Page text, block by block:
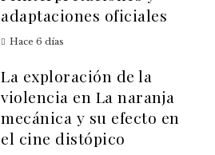
adaptaciones oficiales
Hace 6 días
La exploración de la
violencia en La naranja
mecánica y su efecto en
el cine distópico